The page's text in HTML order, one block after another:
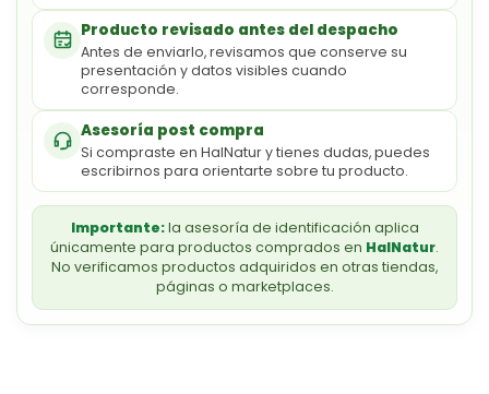
Producto revisado antes del despacho
Antes de enviarlo, revisamos que conserve su
presentación y datos visibles cuando
corresponde.
Asesoría post compra
Si compraste en HalNatur y tienes dudas, puedes
escribirnos para orientarte sobre tu producto.
Importante:la asesoría de identificación aplica
únicamente para productos comprados en HalNatur.
No verificamos productos adquiridos en otras tiendas,
páginas o marketplaces.